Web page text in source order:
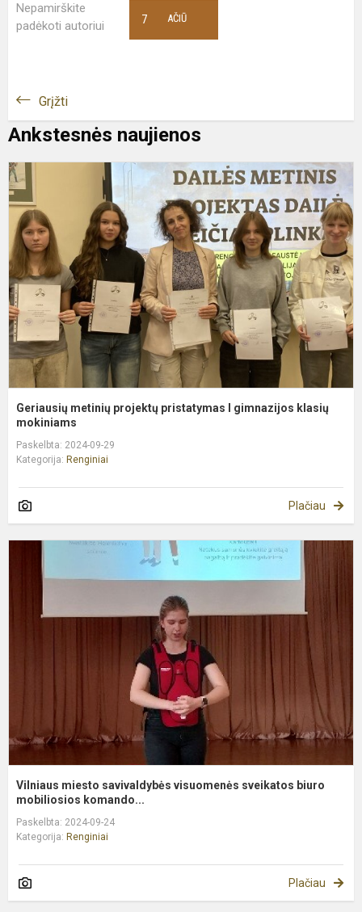
Nepamirškite
padėkoti autoriui
AČIŪ
7
Grįžti
Ankstesnės naujienos
Geriausių metinių projektų pristatymas I gimnazijos klasių
mokiniams
Paskelbta: 2024-09-29
Kategorija: Renginiai
Plačiau
Vilniaus miesto savivaldybės visuomenės sveikatos biuro
mobiliosios komando...
Paskelbta: 2024-09-24
Kategorija: Renginiai
Plačiau